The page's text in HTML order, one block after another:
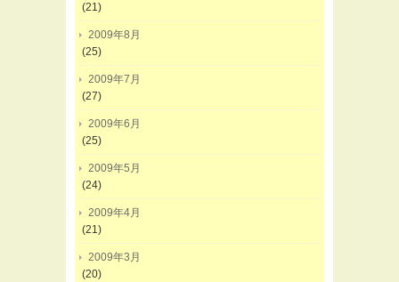
(21)
2009年8月
(25)
2009年7月
(27)
2009年6月
(25)
2009年5月
(24)
2009年4月
(21)
2009年3月
(20)